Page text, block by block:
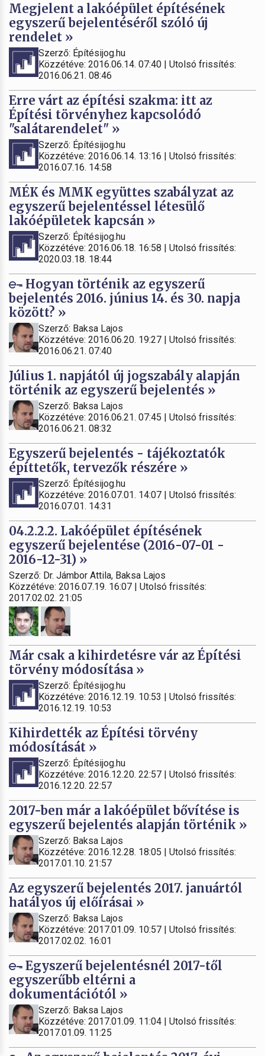
Megjelent a lakóépület építésének
egyszerű bejelentéséről szóló új
rendelet »
Szerző: Építésijog.hu
Közzétéve: 2016.06.14. 07:40 | Utolsó frissítés:
2016.06.21. 08:46
Erre várt az építési szakma: itt az
Építési törvényhez kapcsolódó
"salátarendelet" »
Szerző: Építésijog.hu
Közzétéve: 2016.06.14. 13:16 | Utolsó frissítés:
2016.07.16. 14:58
MÉK és MMK együttes szabályzat az
egyszerű bejelentéssel létesülő
lakóépületek kapcsán »
Szerző: Építésijog.hu
Közzétéve: 2016.06.18. 16:58 | Utolsó frissítés:
2020.03.18. 18:44
Hogyan történik az egyszerű
bejelentés 2016. június 14. és 30. napja
között? »
Szerző: Baksa Lajos
Közzétéve: 2016.06.20. 19:27 | Utolsó frissítés:
2016.06.21. 07:40
Július 1. napjától új jogszabály alapján
történik az egyszerű bejelentés »
Szerző: Baksa Lajos
Közzétéve: 2016.06.21. 07:45 | Utolsó frissítés:
2016.06.21. 08:32
Egyszerű bejelentés - tájékoztatók
építtetők, tervezők részére »
Szerző: Építésijog.hu
Közzétéve: 2016.07.01. 14:07 | Utolsó frissítés:
2016.07.01. 14:31
04.2.2.2. Lakóépület építésének
egyszerű bejelentése (2016-07-01 -
2016-12-31) »
Szerző: Dr. Jámbor Attila, Baksa Lajos
Közzétéve: 2016.07.19. 16:07 | Utolsó frissítés:
2017.02.02. 21:05
Már csak a kihirdetésre vár az Építési
törvény módosítása »
Szerző: Építésijog.hu
Közzétéve: 2016.12.19. 10:53 | Utolsó frissítés:
2016.12.19. 10:53
Kihirdették az Építési törvény
módosítását »
Szerző: Építésijog.hu
Közzétéve: 2016.12.20. 22:57 | Utolsó frissítés:
2016.12.20. 22:57
2017-ben már a lakóépület bővítése is
egyszerű bejelentés alapján történik »
Szerző: Baksa Lajos
Közzétéve: 2016.12.28. 18:05 | Utolsó frissítés:
2017.01.10. 21:57
Az egyszerű bejelentés 2017. januártól
hatályos új előírásai »
Szerző: Baksa Lajos
Közzétéve: 2017.01.09. 10:57 | Utolsó frissítés:
2017.02.02. 16:01
Egyszerű bejelentésnél 2017-től
egyszerűbb eltérni a
dokumentációtól »
Szerző: Baksa Lajos
Közzétéve: 2017.01.09. 11:04 | Utolsó frissítés:
2017.01.09. 11:25